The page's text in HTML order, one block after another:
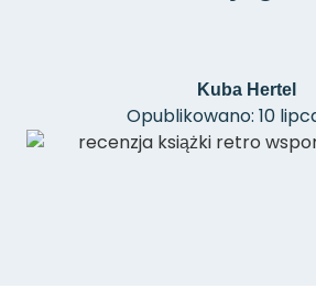
Kuba Hertel
Opublikowano: 10